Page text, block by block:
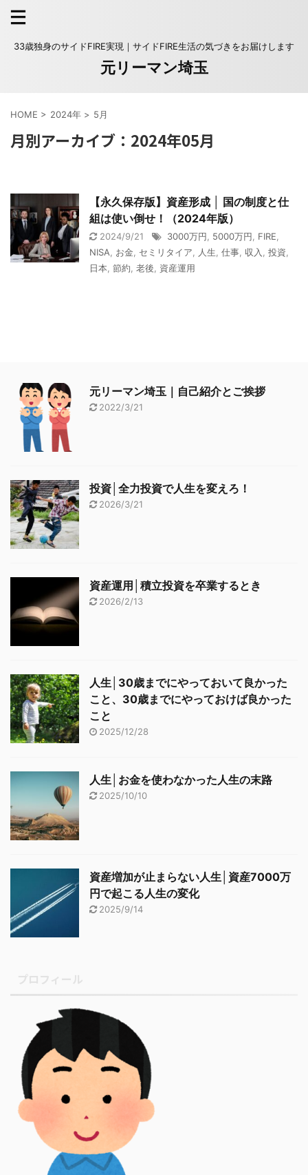
33歳独身のサイドFIRE実現｜サイドFIRE生活の気づきをお届けします
元リーマン埼玉
HOME > 2024年 > 5月
月別アーカイブ：2024年05月
【永久保存版】資産形成 │ 国の制度と仕
組は使い倒せ！（2024年版）
2024/9/21 3000万円 5000万円 FIRE
NISA
お金 セミリタイア 人生 仕事 収入 投資
日本 節約 老後 資産運用
元リーマン埼玉｜自己紹介とご挨拶
2022/3/21
投資│全力投資で人生を変えろ！
2026/3/21
資産運用│積立投資を卒業するとき
2026/2/13
人生│30歳までにやっておいて良かった
こと、30歳までにやっておけば良かった
こと
2025/12/28
人生│お金を使わなかった人生の末路
2025/10/10
資産増加が止まらない人生│資産7000万
円で起こる人生の変化
2025/9/14